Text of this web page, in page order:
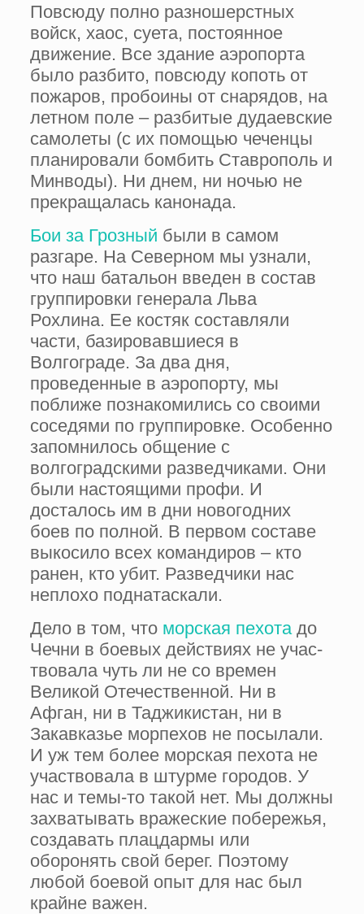
Повсюду полно разношерстных
войск, хаос, суета, пос­тоянное
движение. Все здание аэро­порта
было разбито, повсюду копоть от
пожаров, пробоины от снарядов, на
летном поле – разбитые дудаевские
самолеты (с их помощью чеченцы
пла­нировали бомбить Ставрополь и
Мин­воды). Ни днем, ни ночью не
прекра­щалась канонада.
Бои за Грозный были в самом
разгаре. На Северном мы узнали,
что наш батальон введен в состав
группиров­ки генерала Льва
Рохлина. Ее костяк составляли
части, базировавшиеся в
Волгограде. За два дня,
проведенные в аэропорту, мы
поближе познакоми­лись со своими
соседями по группировке. Особенно
запомнилось обще­ние с
волгоградскими разведчиками. Они
были настоящими профи. И
досталось им в дни новогодних
боев по полной. В первом составе
выкоси­ло всех командиров – кто
ранен, кто убит. Разведчики нас
неплохо поднатас­кали.
Дело в том, что морская пехотадо
Чечни в боевых действиях не учас­
твовала чуть ли не со времен
Великой Отечественной. Ни в
Афган, ни в Таджикистан, ни в
Закавказье морпехов не посылали.
И уж тем более мор­ская пехота не
участвовала в штурме городов. У
нас и темы-то такой нет. Мы должны
захватывать вражеские побережья,
создавать плацдармы или
оборонять свой берег. Поэтому
любой боевой опыт для нас был
крайне важен.